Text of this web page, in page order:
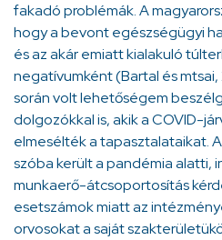
fakadó problémák. A
hogy a bevont egészségügyi
és az akár emiatt kialakuló
negatívumként (Bartal és mtsai,
során volt lehetőségem
dolgozókkal is, akik a COVID-
elmesélték a tapasztalataikat.
szóba került a pandémia alatti,
munkaerő-átcsoportosítás
esetszámok miatt az
orvosokat a saját